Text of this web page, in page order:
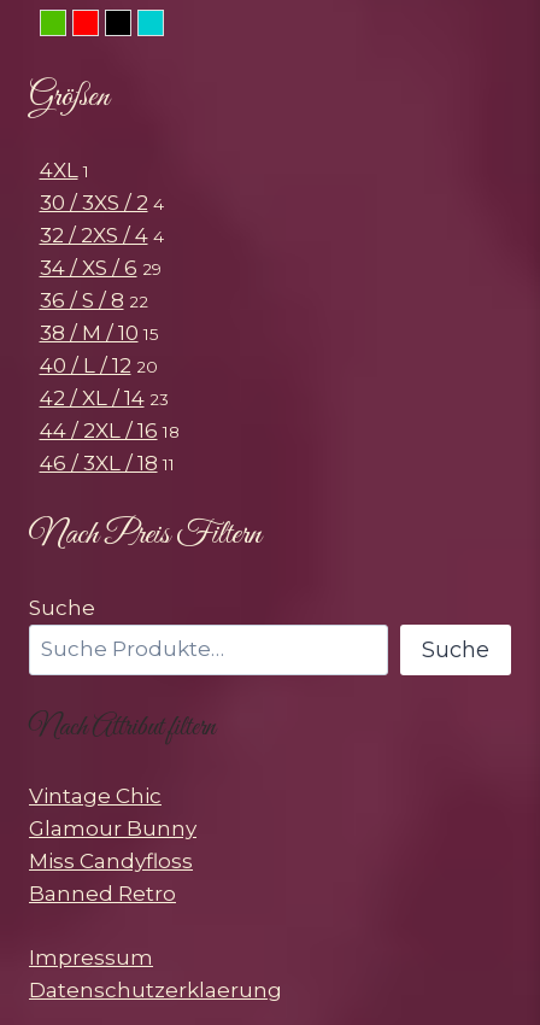
Größen
4XL 1
30 / 3XS / 2 4
32 / 2XS / 4 4
34 / XS / 6 29
36 / S / 8 22
38 / M / 10 15
40 / L / 12 20
42 / XL / 14 23
44 / 2XL / 16 18
46 / 3XL / 18 11
Nach Preis Filtern
Suche
Suche
Nach Attribut filtern
Vintage Chic
Glamour Bunny
Miss Candyfloss
Banned Retro
Impressum
Datenschutzerklaerung